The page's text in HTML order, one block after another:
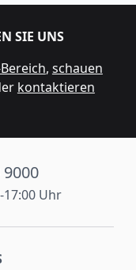
SIE UNS
, schauen
kontaktieren
17:00 Uhr